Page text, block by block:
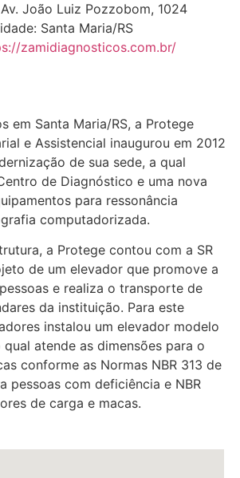
João Luiz Pozzobom, 1024
Santa Maria/RS
zamidiagnosticos.com.br/
em Santa Maria/RS, a Protege
e Assistencial inaugurou em 2012
de sua sede, a qual
de Diagnóstico e uma nova
para ressonância
computadorizada.
a Protege contou com a SR
de um elevador que promove a
e realiza o transporte de
da instituição. Para este
instalou um elevador modelo
qual atende as dimensões para o
conforme as Normas NBR 313 de
pessoas com deficiência e NBR
de carga e macas.